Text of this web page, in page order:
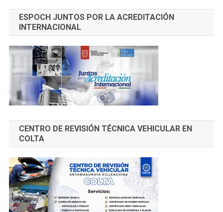
ESPOCH JUNTOS POR LA ACREDITACIÓN
INTERNACIONAL
CENTRO DE REVISIÓN TÉCNICA VEHICULAR EN
COLTA